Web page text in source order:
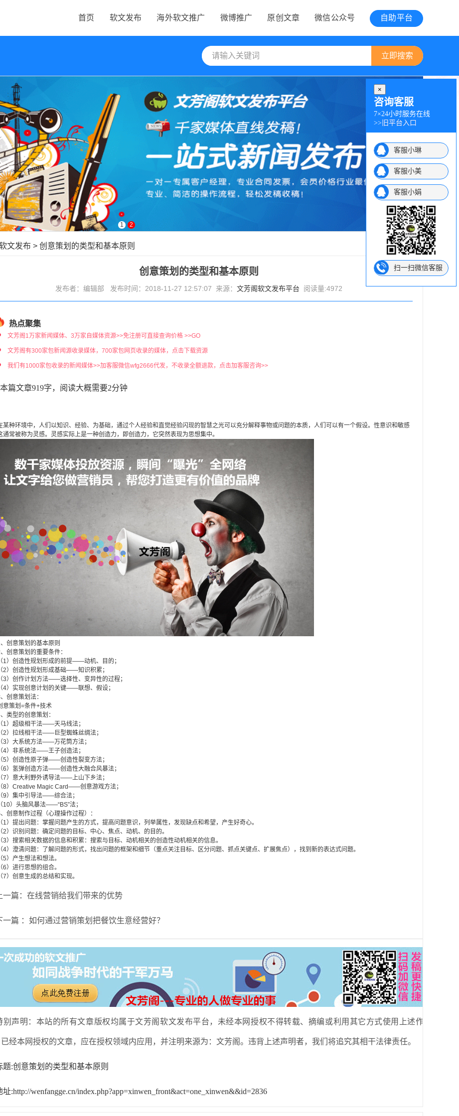
自助平台
微信公众号
原创文章
微博推广
海外软文推广
软文发布
首页
×
咨询客服
7×24小时服务在线
>> 旧平台入口
客服小琳
客服小美
客服小娟
扫一扫微信客服
1 2
文发布 > 创意策划的类型和基本原则
创意策划的类型和基本原则
发布者：编辑部 发布时间：2018-11-27 12:57:07 来源： 文芳阁软文发布平台 阅读量:4972
热点聚集
文芳阁1万家新闻媒体、3万家自媒体资源>>免注册可直接查询价格 >>GO
文芳阁有300家包新闻源收录媒体，700家包网页收录的媒体，点击下载资源
我们有1000家包收录的新闻媒体>>加客服微信wfg2666代发，不收录全额退款，点击加客服咨询>>
本篇文章919字，阅读大概需要2分钟
环境中，人们以知识、经验、为基础，通过个人经验和直觉经验闪现的智慧之光可以充分解释事物或问题的本质，人们可以有一个假设。性意识和敏感
通常被称为灵感。灵感实际上是一种创造力，即创造力，它突然表现为思想集中。
意策划的基本原则
意策划的重要条件：
创造性规划形成的前提——动机、目的；
创造性规划形成基础——知识积累；
创作计划方法——选择性、变异性的过程；
实现创意计划的关键——联想、假设；
意策划法：
策划=条件+技术
型的创意策划：
超级相干法——天马线法；
拉线相干法——巨型蜘蛛丝绸法；
大系统方法——万花筒方法；
非系统法——王子创造法；
创造性原子弹——创造性裂变方法；
氢弹创造方法——创造性大融合风暴法；
意大利野外诱导法——上山下乡法；
Creative Magic Card——创意游戏方法；
集中引导法——综合法；
）头脑风暴法——“BS”法；
意制作过程（心理操作过程）：
提出问题：掌握问题产生的方式，提高问题意识，列举属性，发现缺点和希望，产生好奇心。
识别问题：确定问题的目标、中心、焦点、动机、的目的。
搜索相关数据的信息和积累：搜索与目标、动机相关的创造性动机相关的信息。
澄清问题：了解问题的形式，找出问题的框架和细节（重点关注目标、区分问题、抓点关键点、扩展焦点），找到新的表达式问题。
产生想法和想法。
进行思想的组合。
创意生成的总结和实现。
一篇：在线营销给我们带来的优势
一篇 ：如何通过营销策划把餐饮生意经营好？
别声明：本站的所有文章版权均属于文芳阁软文发布平台，未经本网授权不得转载、摘编或利用其它方式使用上述作
经本网授权的文章，应在授权领域内应用，并注明来源为：文芳阁。违背上述声明者，我们将追究其相干法律责任。
题:创意策划的类型和基本原则
址:http://wenfangge.cn/index.php?app=xinwen_front&act=one_xinwen&&id=2836